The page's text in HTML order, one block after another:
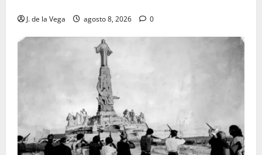
J. de la Vega agosto 8, 2026 0